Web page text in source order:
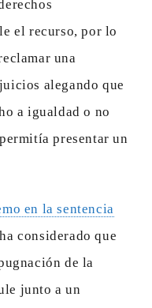
el recurso, por lo
una
alegando que
a igualdad o no
presentar un
en la sentencia
ha considerado que
de la
junto a un